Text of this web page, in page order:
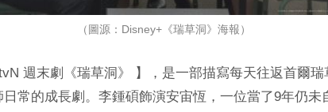
（圖源：Disney+《瑞草洞》海報）
tvN 週末劇《瑞草洞》 】，是一部描寫每天往返首爾
常的成長劇。李鍾碩飾演安宙恆，一位當了9年仍未